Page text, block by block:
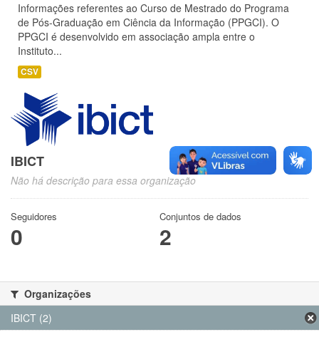
Informações referentes ao Curso de Mestrado do Programa
de Pós-Graduação em Ciência da Informação (PPGCI). O
PPGCI é desenvolvido em associação ampla entre o
Instituto...
CSV
IBICT
Não há descrição para essa organização
Seguidores
0
Conjuntos de dados
2
Organizações
IBICT (2)